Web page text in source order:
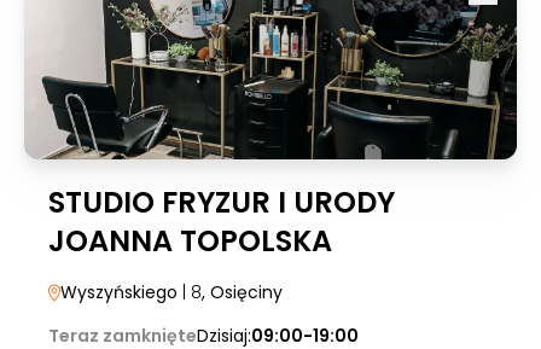
STUDIO FRYZUR I URODY
JOANNA TOPOLSKA
Wyszyńskiego | 8, Osięciny
Teraz zamknięteDzisiaj:09:00-19:00